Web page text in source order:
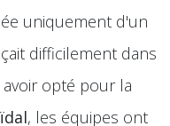
uniquement d'un
difficilement dans
opté pour la
, les équipes ont